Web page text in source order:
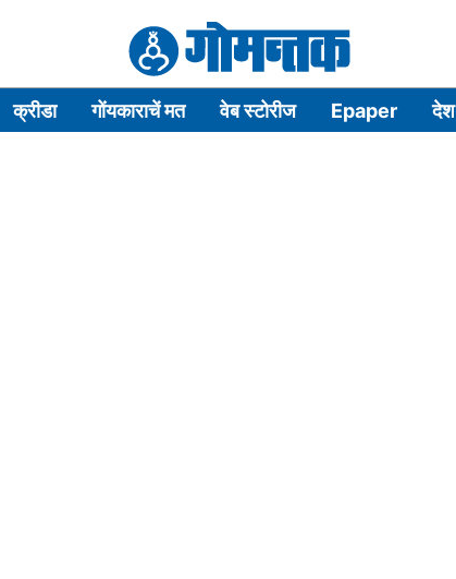
क्रीडा गोंयकाराचें मत वेब स्टोरीज Epaper देश